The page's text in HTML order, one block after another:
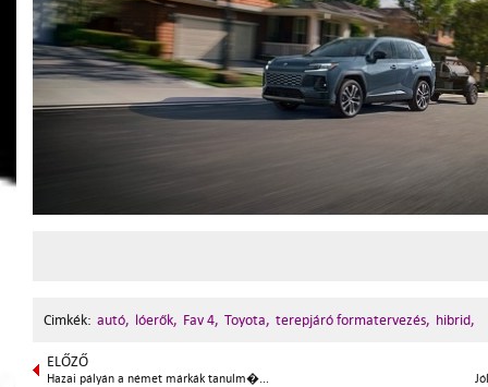
Cimkék: autó, lóerők, Fav 4, Toyota, terepjáró formatervezés, hibrid,
ELŐZŐ
Hazai pályán a német márkák tanulm�...